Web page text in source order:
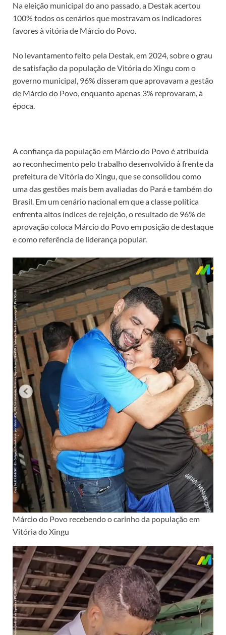
Na eleição municipal do ano passado, a Destak acertou
100% todos os cenários que mostravam os indicadores
favores à vitória de Márcio do Povo.
No levantamento feito pela Destak, em 2024, sobre o grau
de satisfação da população de Vitória do Xingu com o
governo municipal, 96% disseram que aprovavam a gestão
de Márcio do Povo, enquanto apenas 3% reprovaram, à
época.
A confiança da população em Márcio do Povo é atribuída
ao reconhecimento pelo trabalho desenvolvido à frente da
prefeitura de Vitória do Xingu, que se consolidou como
uma das gestões mais bem avaliadas do Pará e também do
Brasil. Em um cenário nacional em que a classe política
enfrenta altos índices de rejeição, o resultado de 96% de
aprovação coloca Márcio do Povo em posição de destaque
e como referência de liderança popular.
Márcio do Povo recebendo o carinho da população em
Vitória do Xingu